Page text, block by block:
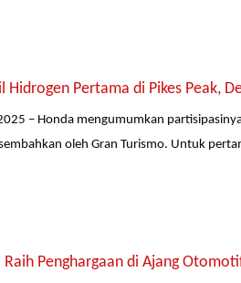
Hidrogen Pertama di Pikes Peak,
– Honda mengumumkan
oleh Gran Turismo. Untuk
Penghargaan di Ajang